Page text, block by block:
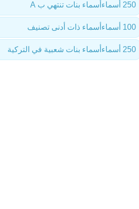
أسماء بنات تنتهي ب A 250 أسماء
أسماء ذات أدنى تصنيف 100 أسماء
أسماء بنات شعبية في التركية 250 أسماء